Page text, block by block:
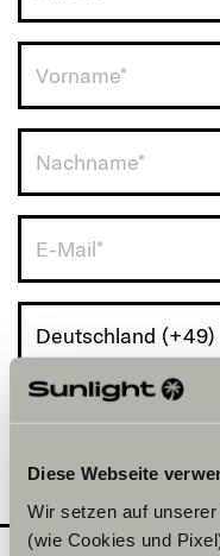
Diese Webseite
Wir setzen auf
(wie Cookies und
Deutschland (+49)